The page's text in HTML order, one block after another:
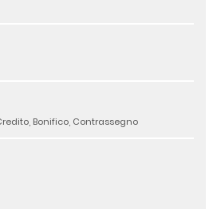
Bonifico, Contrassegno